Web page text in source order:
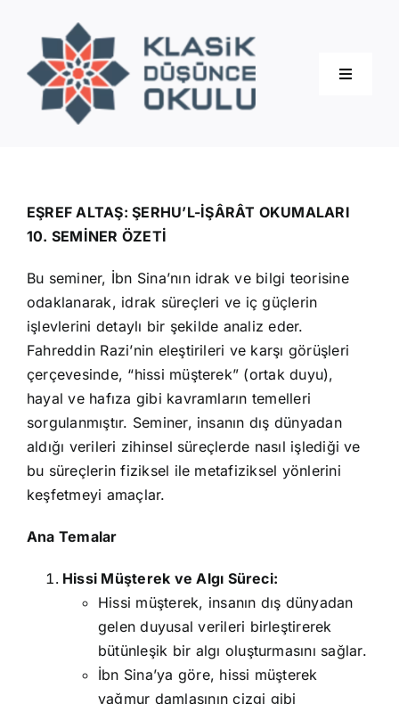
content
Toggle
Eğitimler
İletişim
EŞREF ALTAŞ: ŞERHU’L-İŞÂRÂT OKUMALARI
10. SEMİNER ÖZETİ
Bu seminer, İbn Sina’nın idrak ve bilgi teorisine
odaklanarak, idrak süreçleri ve iç güçlerin
işlevlerini detaylı bir şekilde analiz eder.
Fahreddin Razi’nin eleştirileri ve karşı görüşleri
çerçevesinde, “hissi müşterek” (ortak duyu),
hayal ve hafıza gibi kavramların temelleri
sorgulanmıştır. Seminer, insanın dış dünyadan
aldığı verileri zihinsel süreçlerde nasıl işlediği ve
bu süreçlerin fiziksel ile metafiziksel yönlerini
keşfetmeyi amaçlar.
Ana Temalar
Hissi Müşterek ve Algı Süreci:
Hissi müşterek, insanın dış dünyadan
gelen duyusal verileri birleştirerek
bütünleşik bir algı oluşturmasını sağlar.
İbn Sina’ya göre, hissi müşterek
yağmur damlasının çizgi gibi